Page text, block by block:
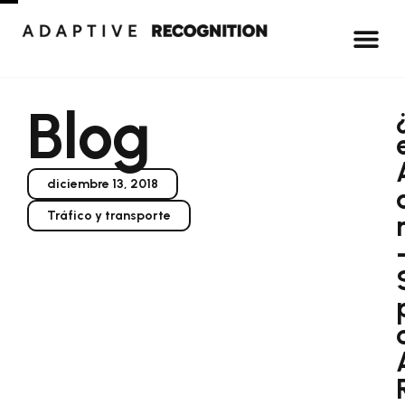
Blog
diciembre 13, 2018
Tráfico y transporte